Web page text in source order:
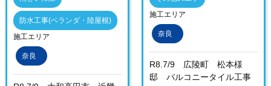
防水工事(ベランダ・陸屋根)
施工エリア
奈良
施工エリア
奈良
R8.7/9 広陵町 松本様
邸 バルコニータイル工事